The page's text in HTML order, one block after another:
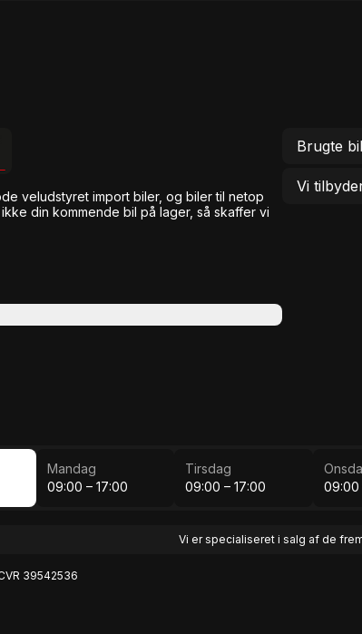
veludstyret import biler, og biler til netop
din kommende bil på lager, så skaffer vi
Brugte
Vi
Mandag
09:00 – 17:00
Tirsdag
09:00 – 17:00
09:00
Vi er specialiseret i salg af de
39542536